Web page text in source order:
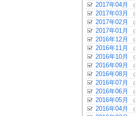
2017年04月
2017年03月
2017年02月
2017年01月
2016年12月
2016年11月
2016年10月
2016年09月
2016年08月
2016年07月
2016年06月
2016年05月
2016年04月